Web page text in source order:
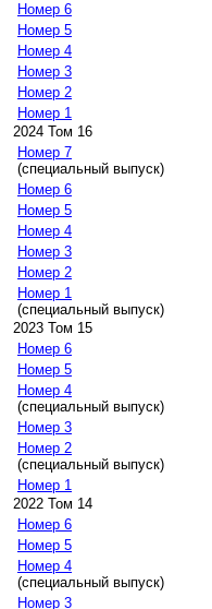
Номер 6
Номер 5
Номер 4
Номер 3
Номер 2
Номер 1
2024 Том 16
Номер 7
(специальный выпуск)
Номер 6
Номер 5
Номер 4
Номер 3
Номер 2
Номер 1
(специальный выпуск)
2023 Том 15
Номер 6
Номер 5
Номер 4
(специальный выпуск)
Номер 3
Номер 2
(специальный выпуск)
Номер 1
2022 Том 14
Номер 6
Номер 5
Номер 4
(специальный выпуск)
Номер 3